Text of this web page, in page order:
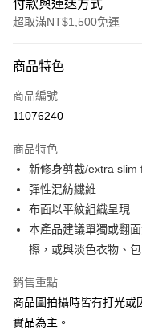
付款與運送方式
超取滿NT$1,500免運
信用卡一次付款
信用卡分期付款
合作金庫商業銀行
華南商業銀行
上海商業儲蓄銀行
國泰世華商業銀行
臺灣中小企業銀行
匯豐（台灣）商業銀行
聯邦商業銀行
元大商業銀行
台新國際商業銀行
台灣樂天信用卡公司
LINE Pay
Apple Pay
街口支付
悠遊付
Google Pay
全盈+PAY
商品特色
商品編號
11076240
商品特色
新修身剪裁/extra slim
彈性混紡纖維
布面以平紋組織呈現
本產品建議單獨或翻
擦，或與淡色衣物、
銷售重點
商品圖拍攝時皆有打光或
實品為主。